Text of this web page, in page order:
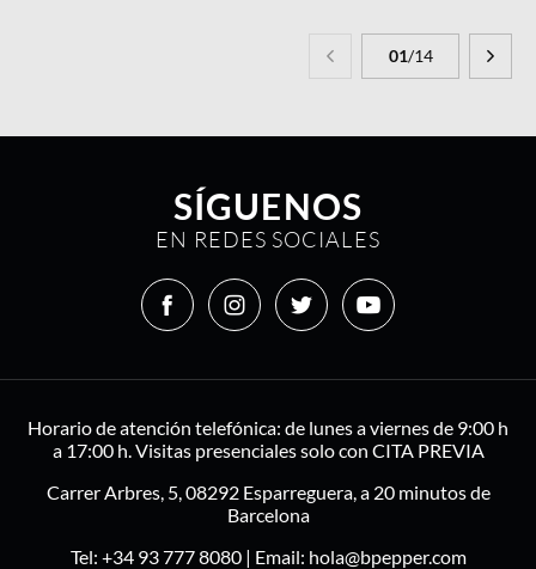
01/14
SÍGUENOS
EN REDES SOCIALES
Horario de atención telefónica: de lunes a viernes de 9:00 h
a 17:00 h. Visitas presenciales solo con CITA PREVIA
Carrer Arbres, 5, 08292 Esparreguera, a 20 minutos de
Barcelona
Tel: +34 93 777 8080| Email: hola@bpepper.com